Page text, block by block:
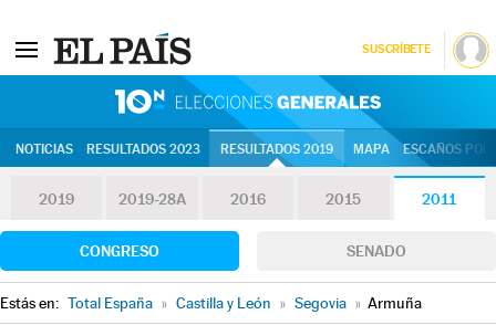
SUSCRÍBETE
NOTICIAS RESULTADOS 2023 RESULTADOS 2019 MAPA ESCAÑOS
2019 2019-28A 2016 2015 2011
CONGRESO SENADO
Estás en: Total España » Castilla y León » Segovia » Armuña